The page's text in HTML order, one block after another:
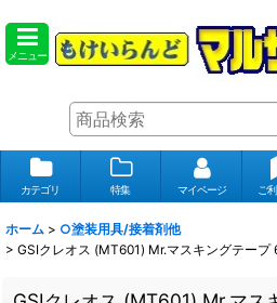
メニュー
カテゴリ 特集 マイページ ご
ホーム > ○塗装用具/接着剤他
> GSIクレオス (MT601) Mr.マスキングテープ